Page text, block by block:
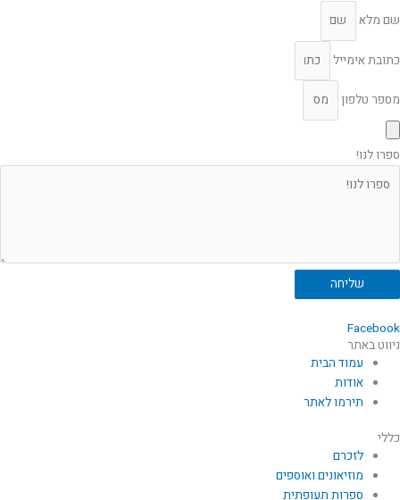
שם מלא
כתובת אימייל
מספר טלפון
ספרו לנו!
שליחה
Facebook
ניווט באתר
עמוד הבית
אודות
תירמו לאתר
כללי
לזכרם
מוזיאונים ואוספים
ספרות תעופתית